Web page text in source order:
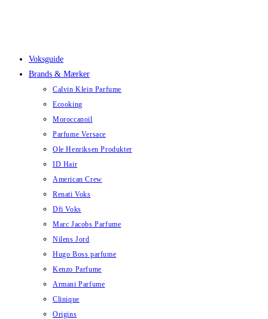
Voksguide
Brands & Mærker
Calvin Klein Parfume
Ecooking
Moroccanoil
Parfume Versace
Ole Henriksen Produkter
ID Hair
American Crew
Renati Voks
Dfi Voks
Marc Jacobs Parfume
Nilens Jord
Hugo Boss parfume
Kenzo Parfume
Armani Parfume
Clinique
Origins